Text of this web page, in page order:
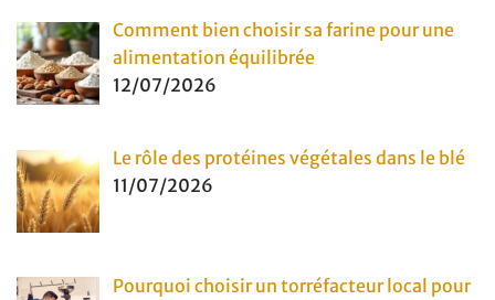
Comment bien choisir sa farine pour une
alimentation équilibrée
12/07/2026
Le rôle des protéines végétales dans le blé
11/07/2026
Pourquoi choisir un torréfacteur local pour